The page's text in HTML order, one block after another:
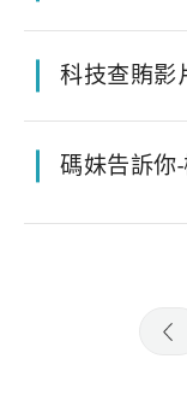
科技查賄影
碼妹告訴你